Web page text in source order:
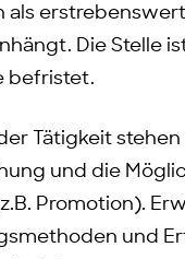
als
Die Stelle
befristet.
der Tätigkeit
und die
Promotion).
und